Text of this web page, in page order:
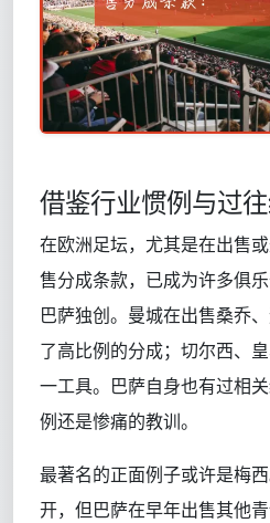
借鉴行业惯例与过
在欧洲足坛，尤其是在出售
售分成条款，已成为许多俱
巴萨独创。曼城在出售桑乔
了高比例的分成；切尔西、
一工具。巴萨自身也有过相
例还是惨痛的教训。
最著名的正面例子或许是梅
开，但巴萨在早年出售其他